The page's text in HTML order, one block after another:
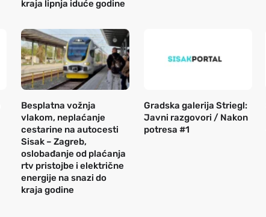
kraja lipnja iduće godine
Besplatna vožnja
vlakom, neplaćanje
cestarine na autocesti
Sisak – Zagreb,
oslobađanje od plaćanja
rtv pristojbe i električne
energije na snazi do
kraja godine
Gradska galerija Striegl:
Javni razgovori / Nakon
potresa #1